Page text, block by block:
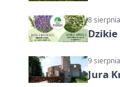
8
9
Jura